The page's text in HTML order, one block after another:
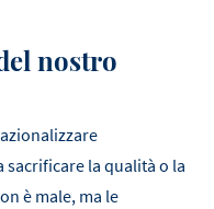
nostro
la qualità o la
è male, ma le